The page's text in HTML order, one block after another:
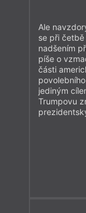
Ale
se při
nadšením
píše o
části
jediným
Trumpovu